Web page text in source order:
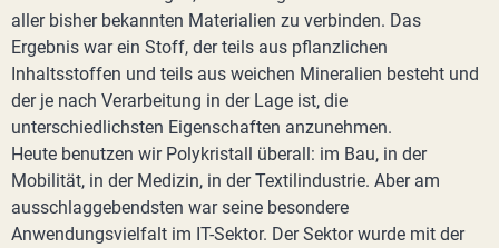
aller bisher bekannten Materialien zu verbinden. Das
Ergebnis war ein Stoff, der teils aus pflanzlichen
Inhaltsstoffen und teils aus weichen Mineralien besteht und
der je nach Verarbeitung in der Lage ist, die
unterschiedlichsten Eigenschaften anzunehmen.
Heute benutzen wir Polykristall überall: im Bau, in der
Mobilität, in der Medizin, in der Textilindustrie. Aber am
ausschlaggebendsten war seine besondere
Anwendungsvielfalt im IT-Sektor. Der Sektor wurde mit der